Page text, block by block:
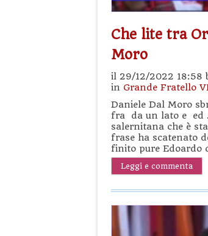
Che lite tra
Moro
il 29/12/2022 18:58
in Grande Fratello
Daniele Dal Moro
fra da un lato e ed .
salernitana che è
frase ha scatenato
finito pure Edoardo
Leggi e commenta